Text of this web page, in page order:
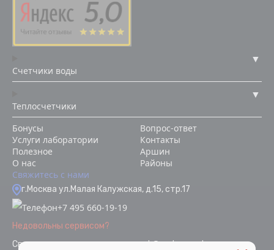
Счетчики воды
Теплосчетчики
Бонусы
Услуги лаборатории
Полезное
О нас
Вопрос-ответ
Контакты
Аршин
Районы
Свяжитесь с нами
г.Москва ул.Малая Калужская, д.15, стр.17
+7 495 660-19-19
Недовольны сервисом?
Связаться с отделом качестваok@vodopoverka.ru